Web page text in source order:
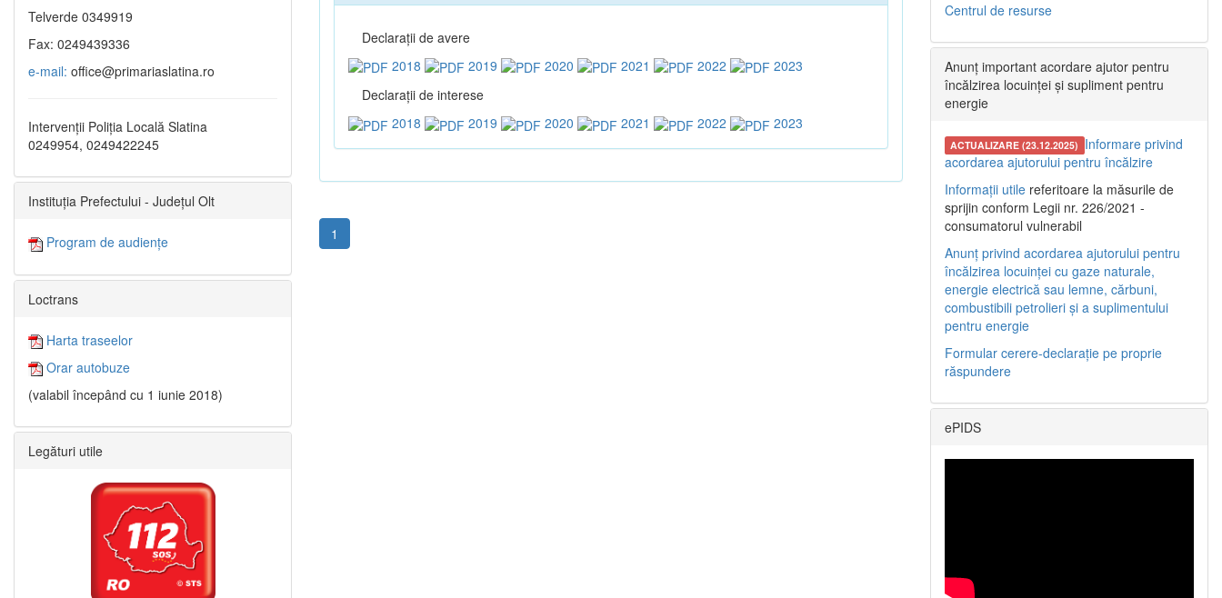
Declaraţii de avere
2018
2019 2020 2021 2022
2023
Declaraţii de interese
2018
2019 2020 2021 2022 2023
1
Telverde 0349919
Fax: 0249439336
e-mail: office@primariaslatina.ro
Intervenții Poliția Locală Slatina
0249954, 0249422245
Instituția Prefectului - Județul Olt
Program de audiențe
Loctrans
Harta traseelor
Orar autobuze
(valabil începând cu 1 iunie 2018)
Legături utile
Centrul de resurse
Anunț important acordare ajutor pentru
încălzirea locuinței și supliment pentru
energie
ACTUALIZARE (23.12.2025) Informare privind
acordarea ajutorului pentru încălzire
Informații utile referitoare la măsurile de
sprijin conform Legii nr. 226/2021 -
consumatorul vulnerabil
Anunț privind acordarea ajutorului pentru
încălzirea locuinței cu gaze naturale,
energie electrică sau lemne, cărbuni,
combustibili petrolieri și a suplimentului
pentru energie
Formular cerere-declarație pe proprie
răspundere
ePIDS